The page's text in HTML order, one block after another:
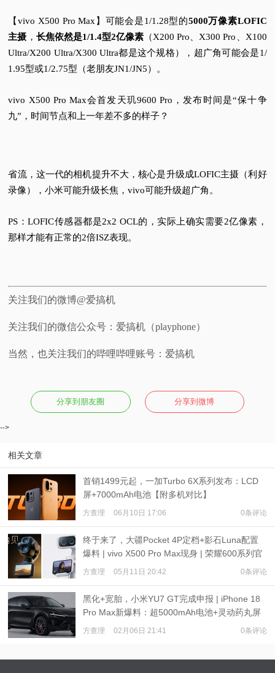
【vivo X500 Pro Max】可能会是1/1.28型的5000万像素LOFIC
主摄， 长焦依然是1/1.4型2亿像素 （X200 Pro、X300 Pro、X100
Ultra/X200 Ultra/X300 Ultra都是这个规格），超广角可能会是1/
1.95型或1/2.75型（老朋友JN1/JN5）。
vivo X500 Pro Max会首发天玑9600 Pro，发布时间是“保十争
九”，时间节点和上一年差不多的样子？
省流，这一代的相机提升不大，核心是升级成LOFIC主摄 （利好
录像），小米可能升级长焦，vivo可能升级超广角。
PS：LOFIC传感器都是2x2 OCL的，实际上确实需要2亿像素，
那样才能有正常的2倍ISZ表现。
关注我们的微博@爱搞机
关注我们的微信公众号：爱搞机（playphone）
当然，也关注我们的哔哩哔哩账号：爱搞机
分享到朋友圈 分享到微博
-->
相关文章
首销1499元起，一加Turbo 6X系列发布：LCD
屏+7000mAh电池【附多机对比】
方查理 06月10日 17:06 0条评论
终于来了，大疆Pocket 4P定档+影石Luna配置
爆料 | vivo X500 Pro Max现身 | 荣耀600系列官
宣 ：肖战代言
方查理 05月11日 20:42 0条评论
黑化+宽胎，小米YU7 GT完成申报 | iPhone 18
Pro Max新爆料：超5000mAh电池+灵动药丸屏
方查理 02月06日 21:41 0条评论